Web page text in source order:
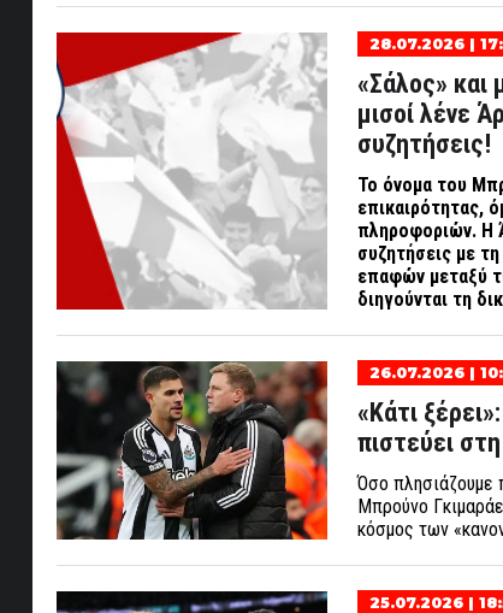
28.07.2026 |
«Σάλος» και
μισοί λένε
συζητήσεις!
Το όνομα του
επικαιρότητας,
πληροφοριών. Η
συζητήσεις με
επαφών μεταξύ
διηγούνται τη
26.07.2026 |
«Κάτι
πιστεύει
Όσο πλησιάζουμε
Μπρούνο
κόσμος των
25.07.2026 |